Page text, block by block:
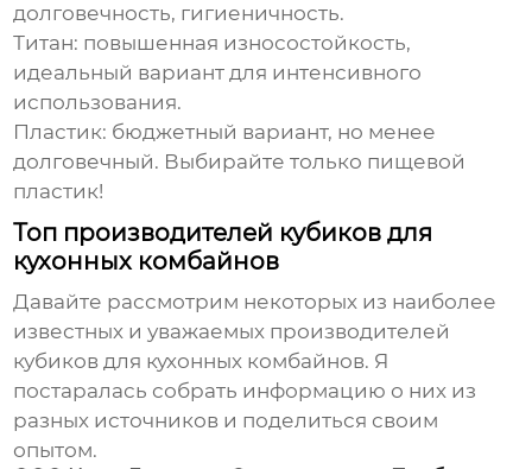
долговечность, гигиеничность.
Титан: повышенная износостойкость,
идеальный вариант для интенсивного
использования.
Пластик: бюджетный вариант, но менее
долговечный. Выбирайте только пищевой
пластик!
Топ производителей кубиков для
кухонных комбайнов
Давайте рассмотрим некоторых из наиболее
известных и уважаемых производителей
кубиков для кухонных комбайнов. Я
постаралась собрать информацию о них из
разных источников и поделиться своим
опытом.